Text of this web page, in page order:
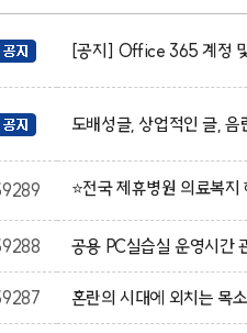
혼란의 시대에 외치는 목